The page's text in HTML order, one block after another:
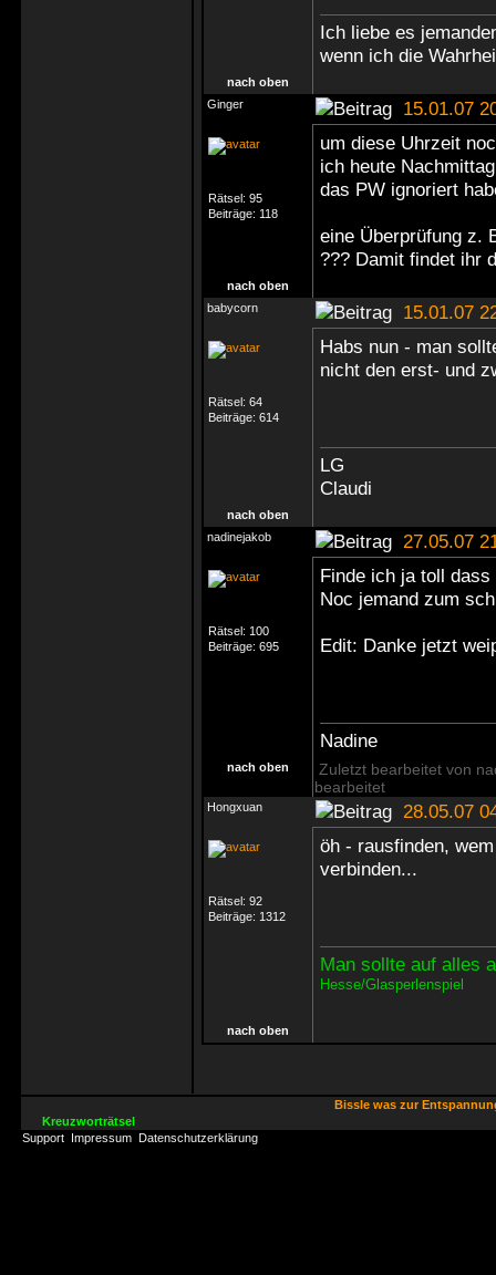
Ich liebe es
wenn ich die
nach oben
Ginger
15.01.07
Rätsel: 95
Beiträge: 118
um diese Uhrzeit
ich heute
das PW ignoriert
eine Überprüfung z.
??? Damit findet ihr
nach oben
babycorn
15.01.07
Rätsel: 64
Beiträge: 614
Habs nun - man
nicht den erst- und
LG
Claudi
nach oben
nadinejakob
27.05.07
Rätsel: 100
Beiträge: 695
Finde ich ja toll
Noc jemand zum
Edit: Danke jetzt
Nadine
nach oben
Zuletzt bearbeitet von
bearbeitet
Hongxuan 28.05.07
Rätsel: 92
Beiträge: 1312
öh - rausfinden,
verbinden...
Man sollte auf alles
Hesse/Glasperlenspiel
nach oben
Bissle was zur
Kreuzworträtsel
Support Impressum Datenschutzerklärung